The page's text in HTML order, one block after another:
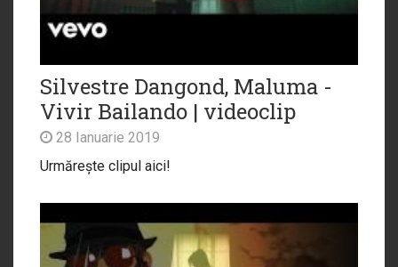
Silvestre Dangond, Maluma -
Vivir Bailando | videoclip
28 Ianuarie 2019
Urmărește clipul aici!